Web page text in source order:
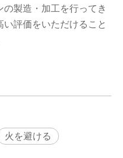
製造・加工を行ってき
評価をいただけること
火を避ける